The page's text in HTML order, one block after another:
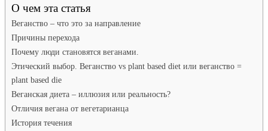
О чем эта статья
Веганство – что это за направление
Причины перехода
Почему люди становятся веганами.
Этический выбор. Веганство vs plant based diet или веганство =
plant based die
Веганская диета – иллюзия или реальность?
Отличия вегана от вегетарианца
История течения